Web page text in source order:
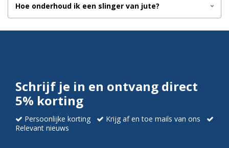
Hoe onderhoud ik een slinger van jute?
Schrijf je in en ontvang direct
5% korting
Persoonlijke korting
Krijg af en toe mails van ons
Relevant nieuws